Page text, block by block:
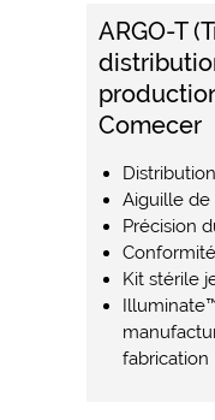
ARGO-T
Comecer
Aiguille de
Précision
Kit stérile
fabrication